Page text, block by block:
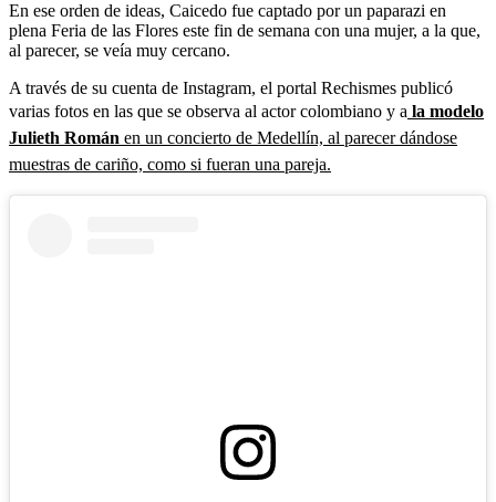
En ese orden de ideas, Caicedo fue captado por un paparazi en
plena Feria de las Flores este fin de semana con una mujer, a la que,
al parecer, se veía muy cercano.
A través de su cuenta de Instagram, el portal Rechismes publicó
varias fotos en las que se observa al actor colombiano y a la modelo
Julieth Román en un concierto de Medellín, al parecer dándose
muestras de cariño, como si fueran una pareja.